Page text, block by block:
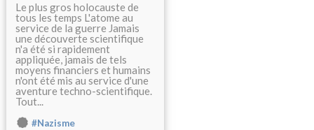
Le plus gros holocauste de
tous les temps L'atome au
service de la guerre Jamais
une découverte scientifique
n'a été si rapidement
appliquée, jamais de tels
moyens financiers et humains
n'ont été mis au service d'une
aventure techno-scientifique.
Tout...
#Nazisme